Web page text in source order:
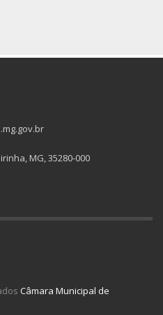
MG, 35280-000
Câmara Municipal de